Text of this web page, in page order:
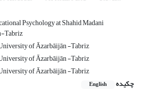
Psychology at Shahid Madani
Tabriz
of Āzarbāijān -Tabriz
of Āzarbāijān -Tabriz
of Āzarbāijān -Tabriz
چکیده
English